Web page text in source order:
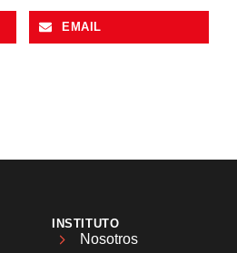
EMAIL
INSTITUTO
Nosotros